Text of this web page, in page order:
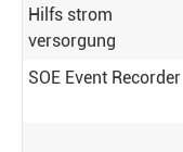
Hilfs strom
versorgung
SOE Event Recorder